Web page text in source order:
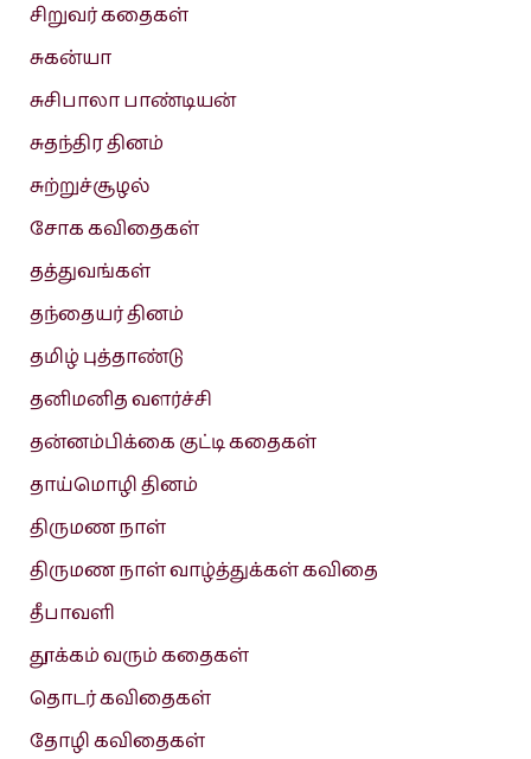
சிறுவர் கதைகள்
சுகன்யா
சுசிபாலா பாண்டியன்
சுதந்திர தினம்
சுற்றுச்சூழல்
சோக கவிதைகள்
தத்துவங்கள்
தந்தையர் தினம்
தமிழ் புத்தாண்டு
தனிமனித வளர்ச்சி
தன்னம்பிக்கை குட்டி கதைகள்
தாய்மொழி தினம்
திருமண நாள்
திருமண நாள் வாழ்த்துக்கள் கவிதை
தீபாவளி
தூக்கம் வரும் கதைகள்
தொடர் கவிதைகள்
தோழி கவிதைகள்